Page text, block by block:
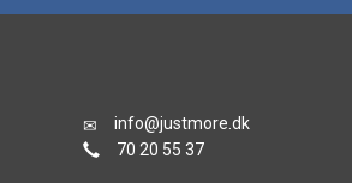
info@justmore.dk
70 20 55 37